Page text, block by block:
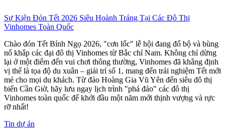
Sự Kiện Đón Tết 2026 Siêu Hoành Tráng Tại Các Đô Thị
Vinhomes Toàn Quốc
Chào đón Tết Bính Ngọ 2026, "cơn lốc" lễ hội đang đổ bộ và bùng
nổ khắp các đại đô thị Vinhomes từ Bắc chí Nam. Không chỉ dừng
lại ở một điểm đến vui chơi thông thường, Vinhomes đã khẳng định
vị thế là tọa độ du xuân – giải trí số 1, mang đến trải nghiệm Tết mới
mẻ cho mọi du khách. Từ đảo Hoàng Gia Vũ Yên đến siêu đô thị
biển Cần Giờ, hãy lưu ngay lịch trình "phá đảo" các đô thị
Vinhomes toàn quốc để khởi đầu một năm mới thịnh vượng và rực
rỡ nhất!
Tin dự án